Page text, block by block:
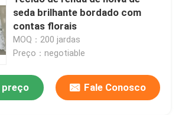
seda brilhante bordado com
contas florais
MOQ：200 jardas
Preço：negotiable
preço Fale Conosco